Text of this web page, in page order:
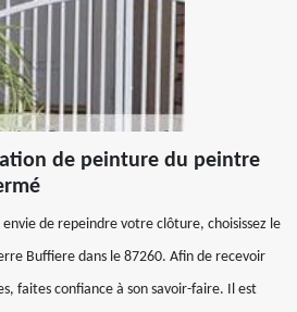
de peinture du peintre
envie de repeindre votre clôture, choisissez le
Buffiere dans le 87260. Afin de recevoir
faites confiance à son savoir-faire. Il est